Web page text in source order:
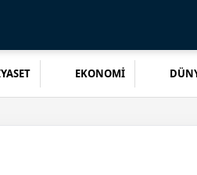
EKONOMİ